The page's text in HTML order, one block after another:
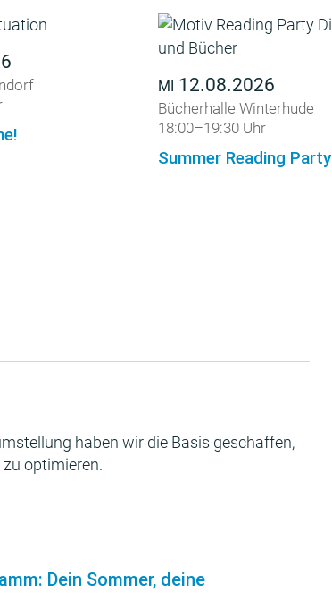
MI 12.08.2026
Bücherhalle Winterhude
18:00–19:30 Uhr
Summer Reading Party
haben wir die Basis geschaffen,
optimieren.
Dein Sommer, deine